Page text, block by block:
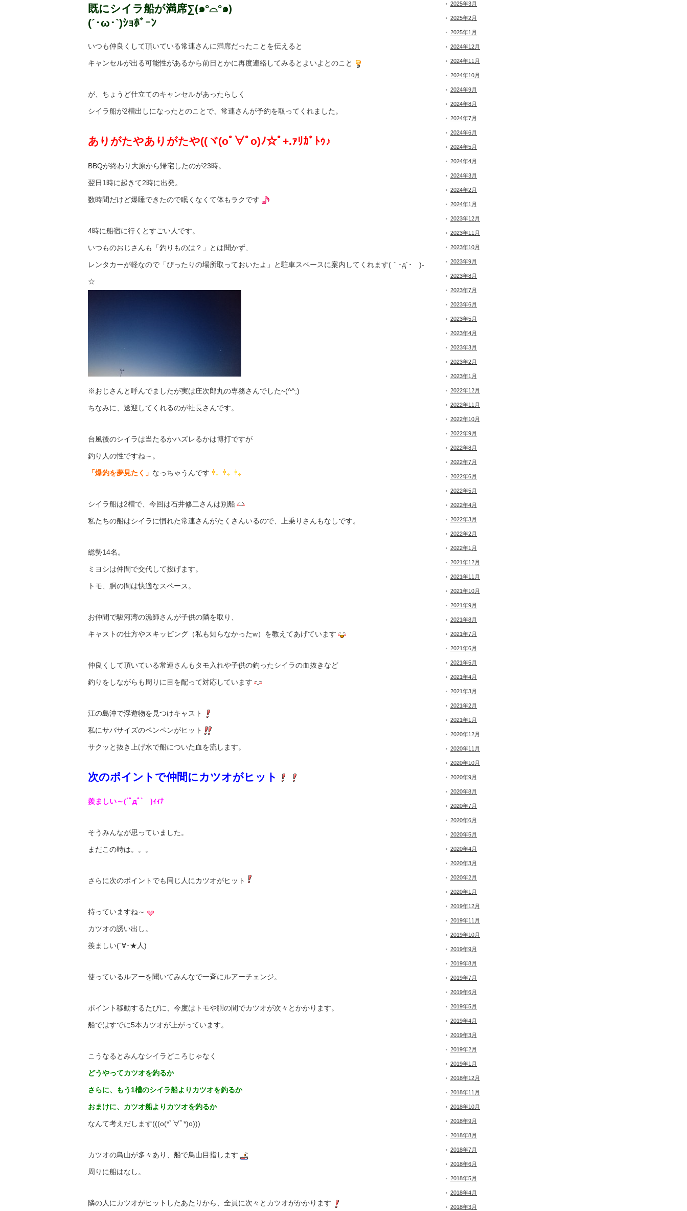
既にシイラ船が満席∑(๑°⌓°๑)
(´･ω･`)ｼｮﾎﾞｰﾝ
いつも仲良くして頂いている常連さんに満席だったことを伝えると
キャンセルが出る可能性があるから前日とかに再度連絡してみるとよいよとのこと
が、ちょうど仕立てのキャンセルがあったらしく
シイラ船が2槽出しになったとのことで、常連さんが予約を取ってくれました。
ありがたやありがたや((ヾ(oﾟ∀ﾟo)ﾉ☆ﾟ+.ｧﾘｶﾞﾄｩ♪
BBQが終わり大原から帰宅したのが23時。
翌日1時に起きて2時に出発。
数時間だけど爆睡できたので眠くなくて体もラクです
4時に船宿に行くとすごい人です。
いつものおじさんも「釣りものは？」とは聞かず、
レンタカーが軽なので「ぴったりの場所取っておいたよ」と駐車スペースに案内してくれます(｀･д´･ゞ)-
☆
※おじさんと呼んでましたが実は庄次郎丸の専務さんでした~(^^;)
ちなみに、送迎してくれるのが社長さんです。
台風後のシイラは当たるかハズレるかは博打ですが
釣り人の性ですね～。
「爆釣を夢見たく」 なっちゃうんです
シイラ船は2槽で、今回は石井修二さんは別船
私たちの船はシイラに慣れた常連さんがたくさんいるので、上乗りさんもなしです。
総勢14名。
ミヨシは仲間で交代して投げます。
トモ、胴の間は快適なスペース。
お仲間で駿河湾の漁師さんが子供の隣を取り、
キャストの仕方やスキッピング（私も知らなかったw）を教えてあげています
仲良くして頂いている常連さんもタモ入れや子供の釣ったシイラの血抜きなど
釣りをしながらも周りに目を配って対応しています
江の島沖で浮遊物を見つけキャスト
私にサバサイズのペンペンがヒット
サクッと抜き上げ水で船についた血を流します。
次のポイントで仲間にカツオがヒット
羨ましい～(´ﾟдﾟ` )ｨｨﾅ
そうみんなが思っていました。
まだこの時は。。。
さらに次のポイントでも同じ人にカツオがヒット
持っていますね～
カツオの誘い出し。
羨ましい(´∀･★人)
使っているルアーを聞いてみんなで一斉にルアーチェンジ。
ポイント移動するたびに、今度はトモや胴の間でカツオが次々とかかります。
船ではすでに5本カツオが上がっています。
こうなるとみんなシイラどころじゃなく
どうやってカツオを釣るか
さらに、もう1槽のシイラ船よりカツオを釣るか
おまけに、カツオ船よりカツオを釣るか
なんて考えだします(((o(*ﾟ∀ﾟ*)o)))
カツオの鳥山が多々あり、船で鳥山目指します
周りに船はなし。
隣の人にカツオがヒットしたあたりから、全員に次々とカツオがかかります
2025年3月
2025年2月
2025年1月
2024年12月
2024年11月
2024年10月
2024年9月
2024年8月
2024年7月
2024年6月
2024年5月
2024年4月
2024年3月
2024年2月
2024年1月
2023年12月
2023年11月
2023年10月
2023年9月
2023年8月
2023年7月
2023年6月
2023年5月
2023年4月
2023年3月
2023年2月
2023年1月
2022年12月
2022年11月
2022年10月
2022年9月
2022年8月
2022年7月
2022年6月
2022年5月
2022年4月
2022年3月
2022年2月
2022年1月
2021年12月
2021年11月
2021年10月
2021年9月
2021年8月
2021年7月
2021年6月
2021年5月
2021年4月
2021年3月
2021年2月
2021年1月
2020年12月
2020年11月
2020年10月
2020年9月
2020年8月
2020年7月
2020年6月
2020年5月
2020年4月
2020年3月
2020年2月
2020年1月
2019年12月
2019年11月
2019年10月
2019年9月
2019年8月
2019年7月
2019年6月
2019年5月
2019年4月
2019年3月
2019年2月
2019年1月
2018年12月
2018年11月
2018年10月
2018年9月
2018年8月
2018年7月
2018年6月
2018年5月
2018年4月
2018年3月